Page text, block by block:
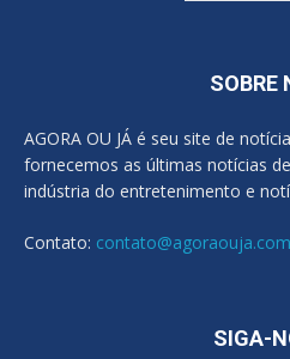
SOBRE
AGORA OU JÁ é seu site de
fornecemos as últimas notícias
indústria do entretenimento e
Contato:
SIGA-